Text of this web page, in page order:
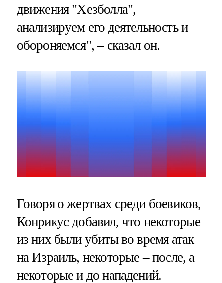
движения "Хезболла",
анализируем его деятельность и
обороняемся", – сказал он.
Говоря о жертвах среди боевиков,
Конрикус добавил, что некоторые
из них были убиты во время атак
на Израиль, некоторые – после, а
некоторые и до нападений.